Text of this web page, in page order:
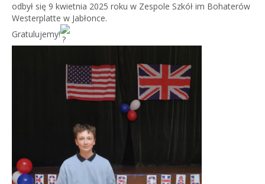
odbył się 9 kwietnia 2025 roku w Zespole Szkół im Bohaterów
Westerplatte w Jabłonce.
Gratulujemy!